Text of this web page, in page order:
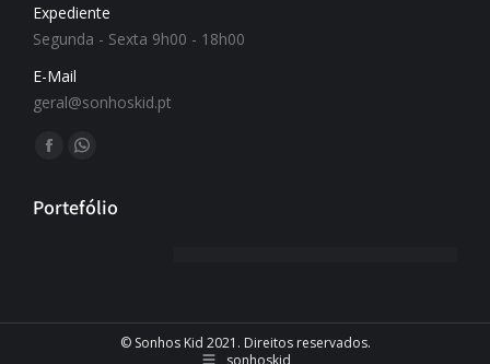
Expediente
Segunda - Sexta 9h00 - 18h00
E-Mail
geral@sonhoskid.pt
Find us on:
Portefólio
© Sonhos Kid 2021. Direitos reservados.
sonhoskid